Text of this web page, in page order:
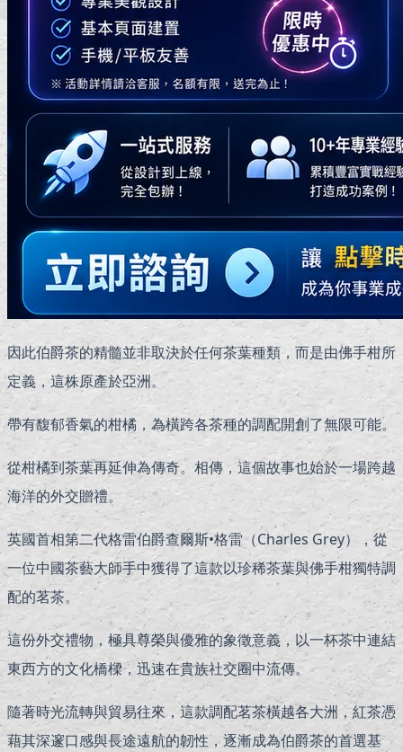
因此伯爵茶的精髓並非取決於任何茶葉種類，而是由佛手柑所
定義，這株原產於亞洲。
帶有馥郁香氣的柑橘，為橫跨各茶種的調配開創了無限可能。
從柑橘到茶葉再延伸為傳奇。相傳，這個故事也始於一場跨越
海洋的外交贈禮。
英國首相第二代格雷伯爵查爾斯•格雷（Charles Grey），從
一位中國茶藝大師手中獲得了這款以珍稀茶葉與佛手柑獨特調
配的茗茶。
這份外交禮物，極具尊榮與優雅的象徵意義，以一杯茶中連結
東西方的文化橋樑，迅速在貴族社交圈中流傳。
隨著時光流轉與貿易往來，這款調配茗茶橫越各大洲，紅茶憑
藉其深邃口感與長途遠航的韌性，逐漸成為伯爵茶的首選基